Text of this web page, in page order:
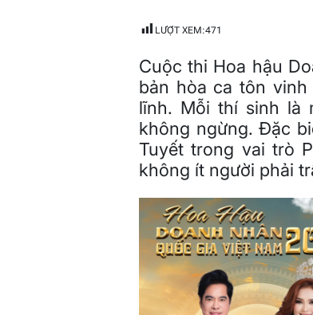
LƯỢT XEM:471
Cuộc thi Hoa hậu
bản hòa ca tôn
lĩnh. Mỗi thí sinh là
không ngừng. Đặc
Tuyết trong vai trò
không ít người phải